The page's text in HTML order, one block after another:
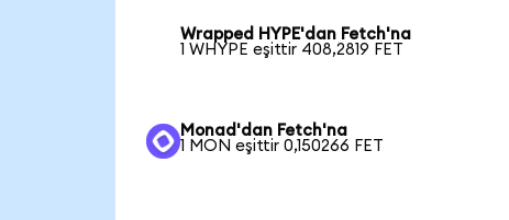
Wrapped HYPE'dan Fetch'na
1 WHYPE eşittir 408,2819 FET
Monad'dan Fetch'na
1 MON eşittir 0,150266 FET